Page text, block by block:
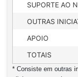
SUPORTE AO
OUTRAS
APOIO
TOTAIS
* Consiste em outras